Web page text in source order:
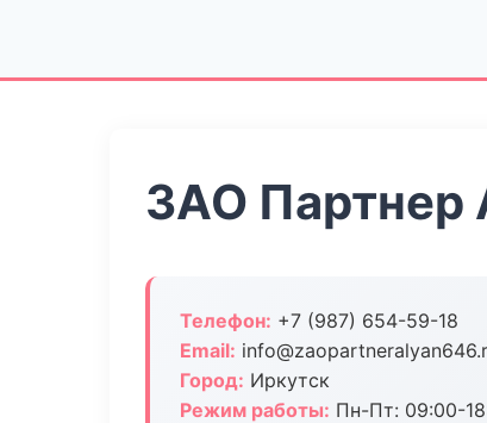
ЗАО Партнер
Телефон: +7 (987) 654-59-18
Email:
Город: Иркутск
Режим работы: Пн-Пт: 09:00-